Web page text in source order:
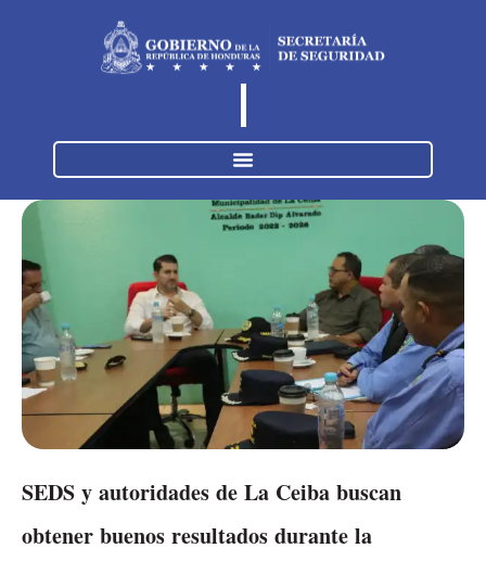
SEDS y autoridades de La Ceiba buscan
obtener buenos resultados durante la